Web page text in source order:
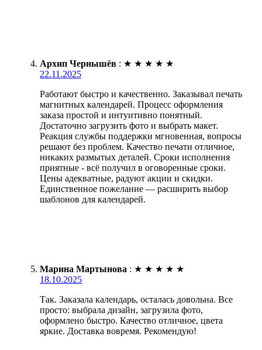
Архип Чернышёв : ★ ★ ★ ★ ★
22.11.2025
Работают быстро и качественно. Заказывал печать
магнитных календарей. Процесс оформления
заказа простой и интуитивно понятный.
Достаточно загрузить фото и выбрать макет.
Реакция службы поддержки мгновенная, вопросы
решают без проблем. Качество печати отличное,
никаких размытых деталей. Сроки исполнения
приятные - всё получил в оговоренные сроки.
Цены адекватные, радуют акции и скидки.
Единственное пожелание — расширить выбор
шаблонов для календарей.
Марина Мартынова : ★ ★ ★ ★ ★
18.10.2025
Так. Заказала календарь, осталась довольна. Все
просто: выбрала дизайн, загрузила фото,
оформлено быстро. Качество отличное, цвета
яркие. Доставка вовремя. Рекомендую!